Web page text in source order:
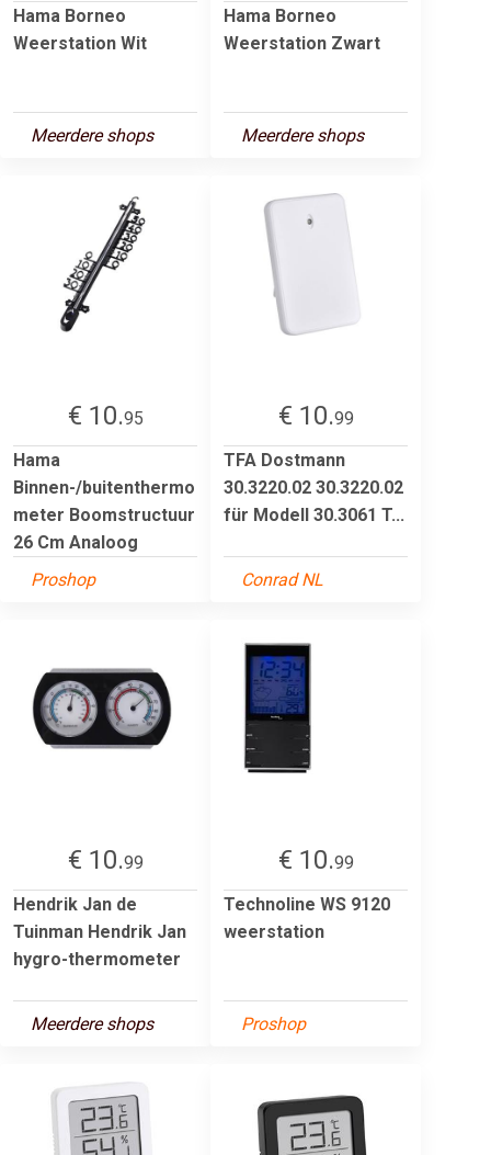
Hama Borneo
Weerstation Wit
Meerdere shops
Hama Borneo
Weerstation Zwart
Meerdere shops
€ 10.95
Hama
Binnen-/buitenthermo
meter Boomstructuur
26 Cm Analoog
Proshop
€ 10.99
TFA Dostmann
30.3220.02 30.3220.02
für Modell 30.3061 T...
Conrad NL
€ 10.99
Hendrik Jan de
Tuinman Hendrik Jan
hygro-thermometer
Meerdere shops
€ 10.99
Technoline WS 9120
weerstation
Proshop